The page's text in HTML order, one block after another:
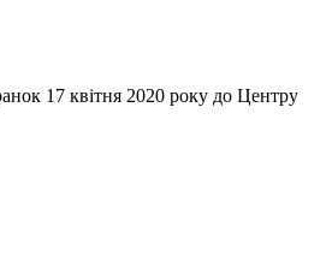
17 квітня 2020 року до Центру